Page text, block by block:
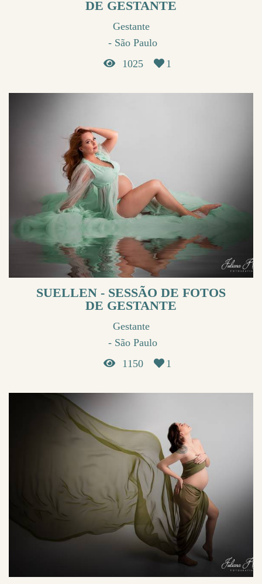
DE GESTANTE
Gestante
São Paulo
1025
1
SUELLEN - SESSÃO DE FOTOS
DE GESTANTE
Gestante
São Paulo
1150
1